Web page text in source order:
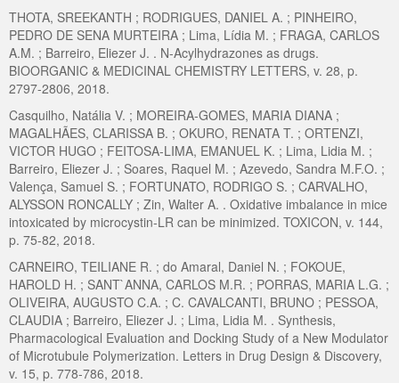
THOTA, SREEKANTH ; RODRIGUES, DANIEL A. ; PINHEIRO,
PEDRO DE SENA MURTEIRA ; Lima, Lídia M. ; FRAGA, CARLOS
A.M. ; Barreiro, Eliezer J. . N-Acylhydrazones as drugs.
BIOORGANIC & MEDICINAL CHEMISTRY LETTERS, v. 28, p.
2797-2806, 2018.
Casquilho, Natália V. ; MOREIRA-GOMES, MARIA DIANA ;
MAGALHÃES, CLARISSA B. ; OKURO, RENATA T. ; ORTENZI,
VICTOR HUGO ; FEITOSA-LIMA, EMANUEL K. ; Lima, Lidia M. ;
Barreiro, Eliezer J. ; Soares, Raquel M. ; Azevedo, Sandra M.F.O. ;
Valença, Samuel S. ; FORTUNATO, RODRIGO S. ; CARVALHO,
ALYSSON RONCALLY ; Zin, Walter A. . Oxidative imbalance in mice
intoxicated by microcystin-LR can be minimized. TOXICON, v. 144,
p. 75-82, 2018.
CARNEIRO, TEILIANE R. ; do Amaral, Daniel N. ; FOKOUE,
HAROLD H. ; SANT`ANNA, CARLOS M.R. ; PORRAS, MARIA L.G. ;
OLIVEIRA, AUGUSTO C.A. ; C. CAVALCANTI, BRUNO ; PESSOA,
CLAUDIA ; Barreiro, Eliezer J. ; Lima, Lidia M. . Synthesis,
Pharmacological Evaluation and Docking Study of a New Modulator
of Microtubule Polymerization. Letters in Drug Design & Discovery,
v. 15, p. 778-786, 2018.